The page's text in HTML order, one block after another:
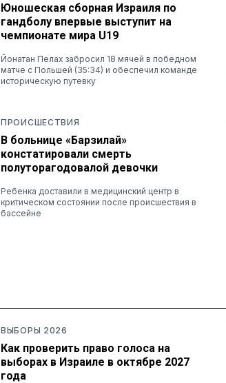
Юношеская сборная Израиля по
гандболу впервые выступит на
чемпионате мира U19
Йонатан Пелах забросил 18 мячей в победном
матче с Польшей (35:34) и обеспечил команде
историческую путевку
ПРОИСШЕСТВИЯ
В больнице «Барзилай»
констатировали смерть
полуторагодовалой девочки
Ребенка доставили в медицинский центр в
критическом состоянии после происшествия в
бассейне
ВЫБОРЫ 2026
Как проверить право голоса на
выборах в Израиле в октябре 2027
года